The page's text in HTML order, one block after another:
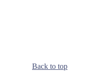
Back to top